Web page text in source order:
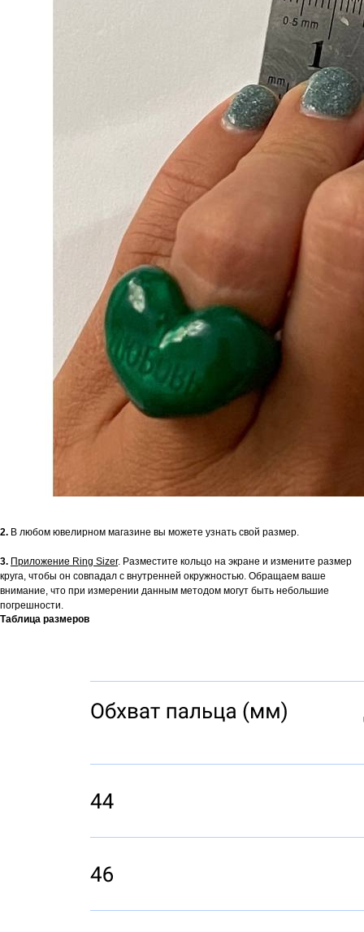
2. В любом ювелирном магазине вы можете узнать свой размер.
3. Приложение Ring Sizer. Разместите кольцо на экране и измените размер
круга, чтобы он совпадал с внутренней окружностью. Обращаем ваше
внимание, что при измерении данным методом могут быть небольшие
погрешности.
Таблица размеров